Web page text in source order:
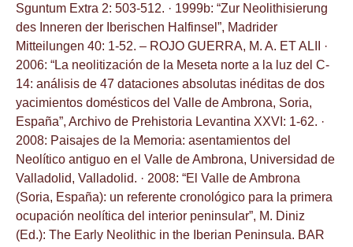
Sguntum Extra 2: 503-512. · 1999b: “Zur Neolithisierung
des Inneren der Iberischen Halfinsel”, Madrider
Mitteilungen 40: 1-52. – ROJO GUERRA, M. A. ET ALII ·
2006: “La neolitización de la Meseta norte a la luz del C-
14: análisis de 47 dataciones absolutas inéditas de dos
yacimientos domésticos del Valle de Ambrona, Soria,
España”, Archivo de Prehistoria Levantina XXVI: 1-62. ·
2008: Paisajes de la Memoria: asentamientos del
Neolítico antiguo en el Valle de Ambrona, Universidad de
Valladolid, Valladolid. · 2008: “El Valle de Ambrona
(Soria, España): un referente cronológico para la primera
ocupación neolítica del interior peninsular”, M. Diniz
(Ed.): The Early Neolithic in the Iberian Peninsula. BAR